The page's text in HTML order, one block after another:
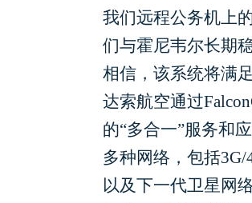
我们远程公务机上
们与霍尼韦尔长期
相信，该系统将满
达索航空通过
的“多合一”服务和
多种网络，包括
以及下一代卫星网